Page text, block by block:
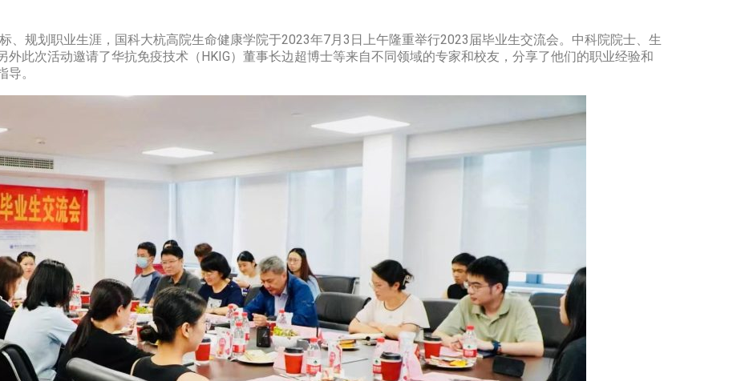
、规划职业生涯，国科大杭高院生命健康学院于2023年7月3日上午隆重举行2023届毕业生交流会。中科院院士、生
此次活动邀请了华抗免疫技术（HKIG）董事长边超博士等来自不同领域的专家和校友，分享了他们的职业经验和
。